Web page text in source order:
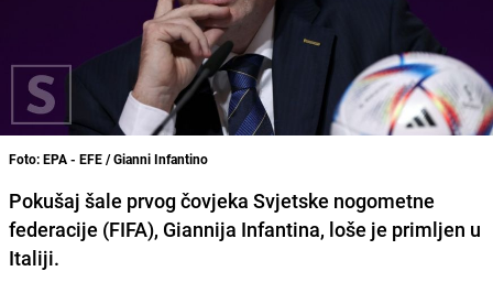
Foto: EPA - EFE / Gianni Infantino
Pokušaj šale prvog čovjeka Svjetske nogometne
federacije (FIFA), Giannija Infantina, loše je primljen u
Italiji.